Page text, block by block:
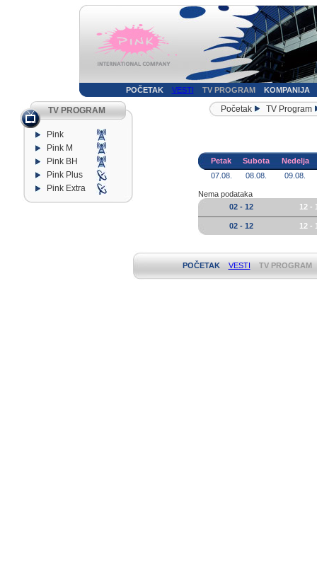
POČETAK VESTI TV PROGRAM KOMPANIJA
TV PROGRAM
Pink
Pink M
Pink BH
Pink Plus
Pink Extra
Početak TV Program
Petak Subota
Nedelja
07.08.
08.08. 09.08.
Nema podataka
02 - 12
12 -
02 - 12 12 -
POČETAK VESTI TV PROGRAM